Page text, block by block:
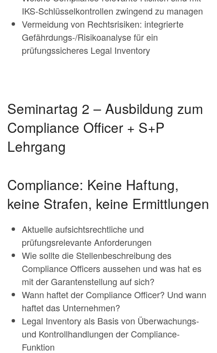
IKS-Schlüsselkontrollen zwingend zu managen
Vermeidung von Rechtsrisiken: integrierte
Gefährdungs-/Risikoanalyse für ein
prüfungssicheres Legal Inventory
Seminartag 2 – Ausbildung zum
Compliance Officer + S+P
Lehrgang
Compliance: Keine Haftung,
keine Strafen, keine Ermittlungen
Aktuelle aufsichtsrechtliche und
prüfungsrelevante Anforderungen
Wie sollte die Stellenbeschreibung des
Compliance Officers aussehen und was hat es
mit der Garantenstellung auf sich?
Wann haftet der Compliance Officer? Und wann
haftet das Unternehmen?
Legal Inventory als Basis von Überwachungs-
und Kontrollhandlungen der Compliance-
Funktion